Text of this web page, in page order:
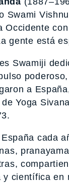
Swami
Occidente
gente está
Swamiji
a
Yoga
cada
y científica en